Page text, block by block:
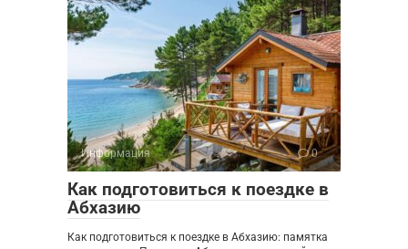
Информация 0
Как подготовиться к поездке в
Абхазию
Как подготовиться к поездке в Абхазию: памятка